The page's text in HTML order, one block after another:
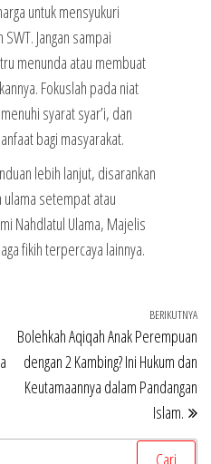
untuk mensyukuri
Jangan sampai
menunda atau membuat
Fokuslah pada niat
syarat syar’i, dan
bagi masyarakat.
lebih lanjut, disarankan
setempat atau
Nahdlatul Ulama, Majelis
fikih terpercaya lainnya.
BERIKUTNYA
Bolehkah Aqiqah Anak Perempuan
dengan 2 Kambing? Ini Hukum dan
Keutamaannya dalam Pandangan
Islam.